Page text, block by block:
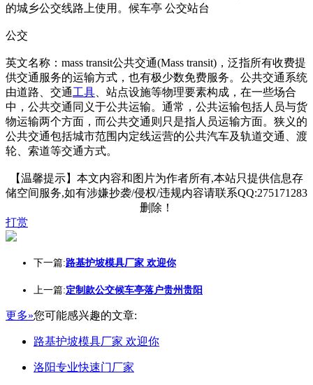
的城乡公交线路上使用。候车亭 公交站台
公交
英文名称：mass transit公共交通(Mass transit)，泛指所有收费提
供交通服务的运输方式，也有极少数免费服务。公共交通系统
由道路、交通工具 、站点设施等物理要素构成，在一些场合
中，公共交通同义于公共运输。通常，公共运输包括人员与货
物运输两个方面，而公共交通则只是指人员运输方面。狭义的
公共交通包括城市范围内定线运营的公共汽车及轨道交通、渡
轮、索道等交通方式。
【温馨提示】本文内容和图片为作者所有,本站只提供信息存
储空间服务,如有涉嫌抄袭/侵权/违规内容请联系QQ:275171283
删除！
打赏
下一篇:路基护坡模具厂家 欢迎你
上一篇:定制款公交候车亭落户贵州贵阳
更多»您可能感兴趣的文章:
路基护坡模具厂家 欢迎你
洛阳专业快速门厂家